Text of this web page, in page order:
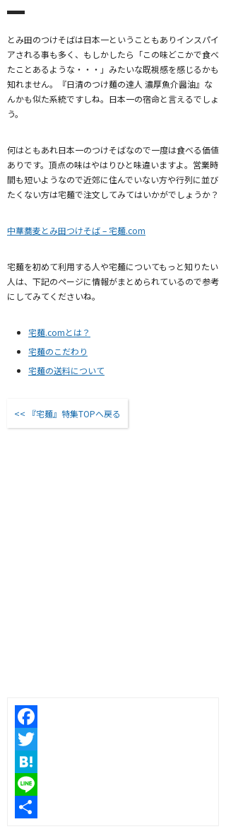
とみ田のつけそばは日本一ということもありインスパイ
アされる事も多く、もしかしたら「この味どこかで食べ
たことあるような・・・」みたいな既視感を感じるかも
知れません。『日清のつけ麺の達人 濃厚魚介醤油』な
んかも似た系統ですしね。日本一の宿命と言えるでしょ
う。
何はともあれ日本一のつけそばなので一度は食べる価値
ありです。頂点の味はやはりひと味違いますよ。営業時
間も短いようなので近郊に住んでいない方や行列に並び
たくない方は宅麺で注文してみてはいかがでしょうか？
中華蕎麦とみ田つけそば – 宅麺.com
宅麺を初めて利用する人や宅麺についてもっと知りたい
人は、下記のページに情報がまとめられているので参考
にしてみてくださいね。
宅麺.comとは？
宅麺のこだわり
宅麺の送料について
『宅麺』特集TOPへ戻る